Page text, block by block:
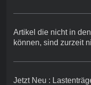
Artikel die nicht in
können, sind zurzeit
Jetzt Neu :